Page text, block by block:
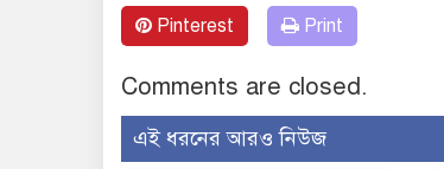
Pinterest Print
Comments are closed.
এই ধরনের আরও নিউজ